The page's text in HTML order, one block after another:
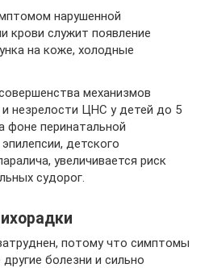
нарушенной
крови служит появление
на коже, холодные
механизмов
и незрелости ЦНС у детей до 5
фоне перинатальной
детского
увеличивается риск
судорог.
потому что симптомы
болезни и сильно